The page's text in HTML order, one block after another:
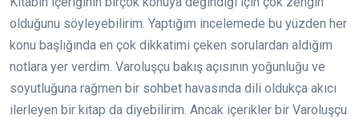
olduğunu söyleyebilirim. Yaptığım incelemede bu yüzden her
konu başlığında en çok dikkatimi çeken sorulardan aldığım
notlara yer verdim. Varoluşçu bakış açısının yoğunluğu ve
soyutluğuna rağmen bir sohbet havasında dili oldukça akıcı
ilerleyen bir kitap da diyebilirim. Ancak içerikler bir Varoluşçu